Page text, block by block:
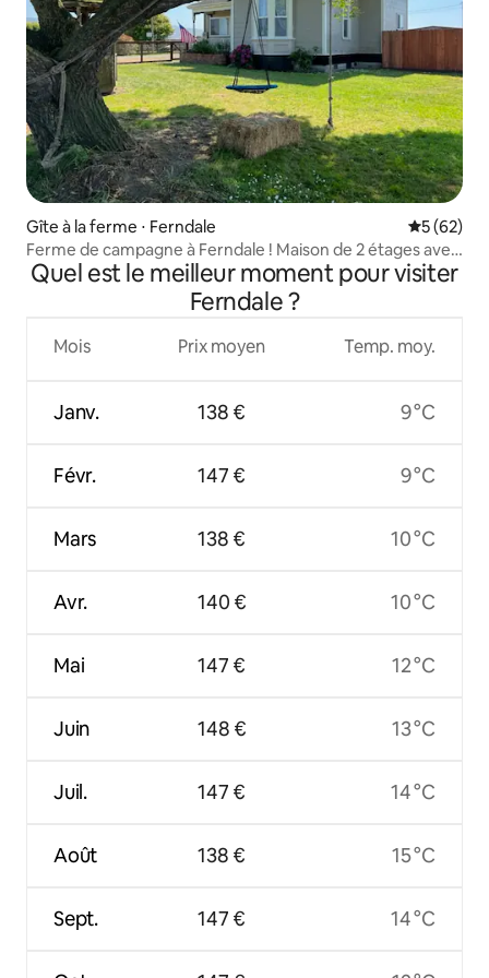
Gîte à la ferme ⋅ Ferndale
5 (62)
Ferme de campagne à Ferndale ! Maison de 2 étages avec
3 chambres.
Quel est le meilleur moment pour visiter
Ferndale ?
Mois
Janv.
Févr.
Mars
Avr.
Mai
Juin
Juil.
Août
Sept.
Prix moyen
138 €
147 €
138 €
140 €
147 €
148 €
147 €
138 €
147 €
Temp. moy.
9 °C
9 °C
10 °C
10 °C
12 °C
13 °C
14 °C
15 °C
14 °C